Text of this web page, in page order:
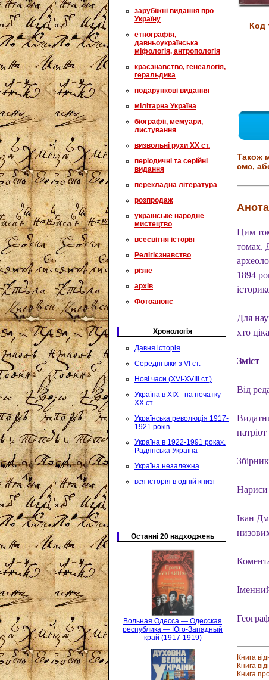
зарубіжні видання про
Україну
етнографія,
давньоукраїнська
міфологія, антропологія
краєзнавство, генеалогія,
геральдика
подарункові видання
мілітарна Україна
біографії, мемуари,
листування
визвольні рухи XX ст.
періодичні та серійні
видання
перекладна література
розпродаж
українське народне
мистецтво
всесвітня історія
Релігієзнавство
різне
архів
Фотоанонс
Хронологія
Давня історія
Середні віки з VI ст.
Нові часи (XVI-XVIII ст.)
Україна в XIX - на початку
XX ст.
Українська революція 1917-
1921 років
Україна в 1922-1991 роках.
Радянська Україна
Україна незалежна
вся історія в одній книзі
Останні 20 надходжень
Вольная Одесса — Одесская
республика — Юго-Западный
край (1917-1919)
Код
Також
смс,
Цим
томах.
1894
Для
хто
Зміст
Від
патріот
Збірник
Нариси
Іван
Книга
Книга
Книга